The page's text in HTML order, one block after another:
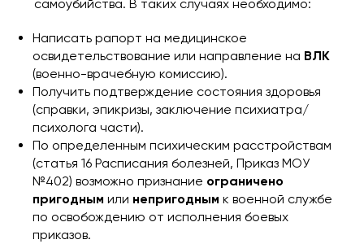
самоубийства. В таких случаях необходимо:
Написать рапорт на медицинское
освидетельствование или направление на ВЛК
(военно-врачебную комиссию).
Получить подтверждение состояния здоровья
(справки, эпикризы, заключение психиатра/
психолога части).
По определенным психическим расстройствам
(статья 16 Расписания болезней, Приказ МОУ
№402) возможно признание ограничено
пригодным или непригодным к военной службе
по освобождению от исполнения боевых
приказов.